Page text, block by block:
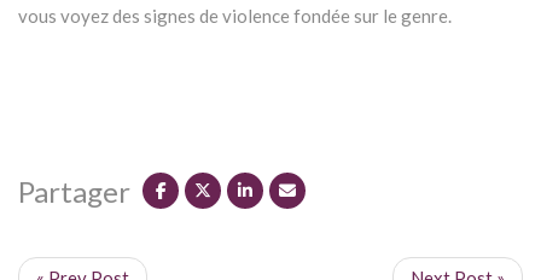
vous voyez des signes de violence fondée sur le genre.
Partager